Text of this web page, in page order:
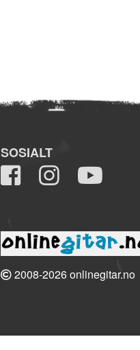
SOSIALT
2008-2026 onlinegitar.no